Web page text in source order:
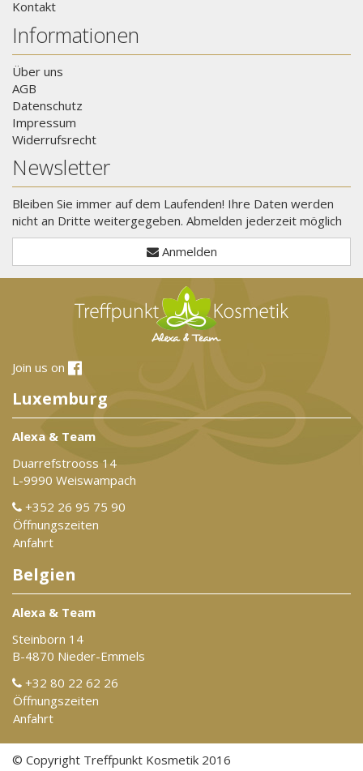
Kontakt
Informationen
Über uns
AGB
Datenschutz
Impressum
Widerrufsrecht
Newsletter
Bleiben Sie immer auf dem Laufenden! Ihre Daten werden
nicht an Dritte weitergegeben. Abmelden jederzeit möglich
Anmelden
Join us on
Luxemburg
Alexa & Team
Duarrefstrooss 14
L-9990 Weiswampach
+352 26 95 75 90
Öffnungszeiten
Anfahrt
Belgien
Alexa & Team
Steinborn 14
B-4870 Nieder-Emmels
+32 80 22 62 26
Öffnungszeiten
Anfahrt
© Copyright Treffpunkt Kosmetik 2016